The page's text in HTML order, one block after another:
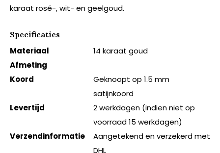
karaat rosé-, wit- en geelgoud.
Specificaties
Materiaal
14 karaat goud
Afmeting
Koord
Geknoopt op 1.5 mm
satijnkoord
Levertijd
2 werkdagen (indien niet op
voorraad 15 werkdagen)
Verzendinformatie
Aangetekend en verzekerd met
DHL